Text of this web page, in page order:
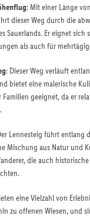
: Mit einer Länge
dieser Weg durch die
Sauerlands. Er eignet sich
als auch für
: Dieser Weg verläuft
bietet eine malerische
Familien geeignet, da er
Lennesteig führt entlang
Mischung aus Natur und
die auch
eine Vielzahl von
zu offenen Wiesen, und